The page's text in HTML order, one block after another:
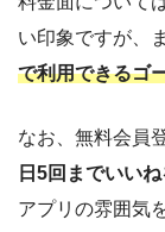
い印象ですが、
で利用できるゴ
なお、無料会員
日5回までいい
アプリの雰囲気